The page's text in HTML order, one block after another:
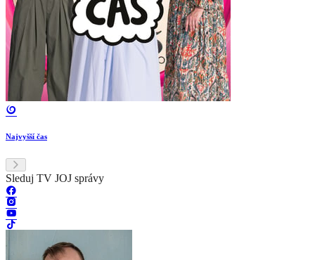
Najvyšší čas
Sleduj TV JOJ správy